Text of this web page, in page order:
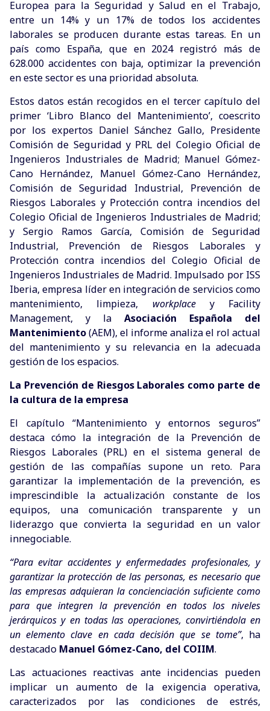
Europea para la Seguridad y Salud en el Trabajo,
entre un 14% y un 17% de todos los accidentes
laborales se producen durante estas tareas. En un
país como España, que en 2024 registró más de
628.000 accidentes con baja, optimizar la prevención
en este sector es una prioridad absoluta.
Estos datos están recogidos en el tercer capítulo del
primer ‘Libro Blanco del Mantenimiento’, coescrito
por los expertos Daniel Sánchez Gallo, Presidente
Comisión de Seguridad y PRL del Colegio Oficial de
Ingenieros Industriales de Madrid; Manuel Gómez-
Cano Hernández, Manuel Gómez-Cano Hernández,
Comisión de Seguridad Industrial, Prevención de
Riesgos Laborales y Protección contra incendios del
Colegio Oficial de Ingenieros Industriales de Madrid;
y Sergio Ramos García, Comisión de Seguridad
Industrial, Prevención de Riesgos Laborales y
Protección contra incendios del Colegio Oficial de
Ingenieros Industriales de Madrid. Impulsado por ISS
Iberia, empresa líder en integración de servicios como
mantenimiento, limpieza, workplacey Facility
Management, y la Asociación Española del
Mantenimiento(AEM), el informe analiza el rol actual
del mantenimiento y su relevancia en la adecuada
gestión de los espacios.
La Prevención de Riesgos Laborales como parte de
la cultura de la empresa
El capítulo “Mantenimiento y entornos seguros”
destaca cómo la integración de la Prevención de
Riesgos Laborales (PRL) en el sistema general de
gestión de las compañías supone un reto. Para
garantizar la implementación de la prevención, es
imprescindible la actualización constante de los
equipos, una comunicación transparente y un
liderazgo que convierta la seguridad en un valor
innegociable.
“Para evitar accidentes y enfermedades profesionales, y
garantizar la protección de las personas, es necesario que
las empresas adquieran la concienciación suficiente como
para que integren la prevención en todos los niveles
jerárquicos y en todas las operaciones, convirtiéndola en
un elemento clave en cada decisión que se tome”, ha
destacado Manuel Gómez-Cano, del COIIM.
Las actuaciones reactivas ante incidencias pueden
implicar un aumento de la exigencia operativa,
caracterizados por las condiciones de estrés,